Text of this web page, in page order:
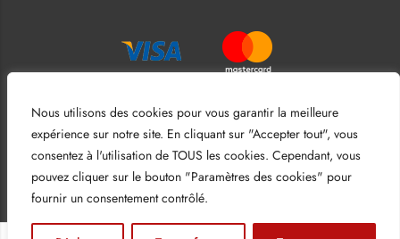
Nous utilisons des cookies pour vous garantir la meilleure
expérience sur notre site. En cliquant sur "Accepter tout", vous
consentez à l'utilisation de TOUS les cookies. Cependant, vous
pouvez cliquer sur le bouton "Paramètres des cookies" pour
fournir un consentement contrôlé.
Mentions légales– Conditions générales de ventes